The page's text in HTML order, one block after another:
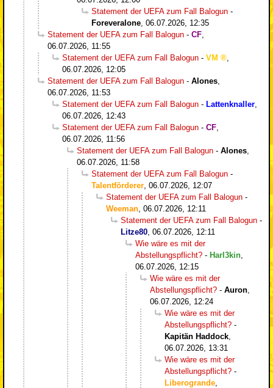
Statement der UEFA zum Fall Balogun -
Foreveralone 06.07.2026, 12:35
Statement der UEFA zum Fall Balogun - CF
06.07.2026, 11:55
Statement der UEFA zum Fall Balogun - VM
06.07.2026, 12:05
Statement der UEFA zum Fall Balogun - Alones
06.07.2026, 11:53
Statement der UEFA zum Fall Balogun - Lattenknaller
06.07.2026, 12:43
Statement der UEFA zum Fall Balogun - CF
06.07.2026, 11:56
Statement der UEFA zum Fall Balogun - Alones
06.07.2026, 11:58
Statement der UEFA zum Fall Balogun -
Talentförderer 06.07.2026, 12:07
Statement der UEFA zum Fall Balogun -
Weeman 06.07.2026, 12:11
Statement der UEFA zum Fall Balogun -
Litze80 06.07.2026, 12:11
Wie wäre es mit der
Abstellungspflicht? - Harl3kin
06.07.2026, 12:15
Wie wäre es mit der
Abstellungspflicht? - Auron
06.07.2026, 12:24
Wie wäre es mit der
Abstellungspflicht? -
Kapitän Haddock
06.07.2026, 13:31
Wie wäre es mit der
Abstellungspflicht? -
Liberogrande